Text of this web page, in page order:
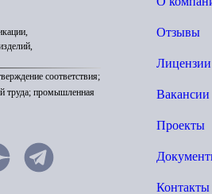
соответствия;
труда; промышленная
Отзывы
Лицензии
Вакансии
Проекты
Контакты